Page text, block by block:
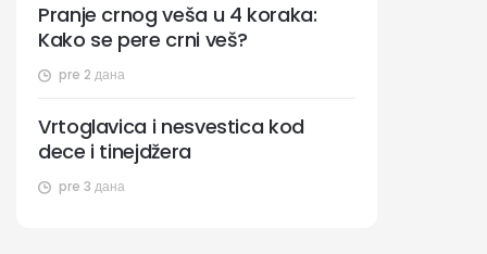
pre 2 дана
Pranje crnog veša u 4 koraka:
Kako se pere crni veš?
pre 3 дана
Vrtoglavica i nesvestica kod
dece i tinejdžera